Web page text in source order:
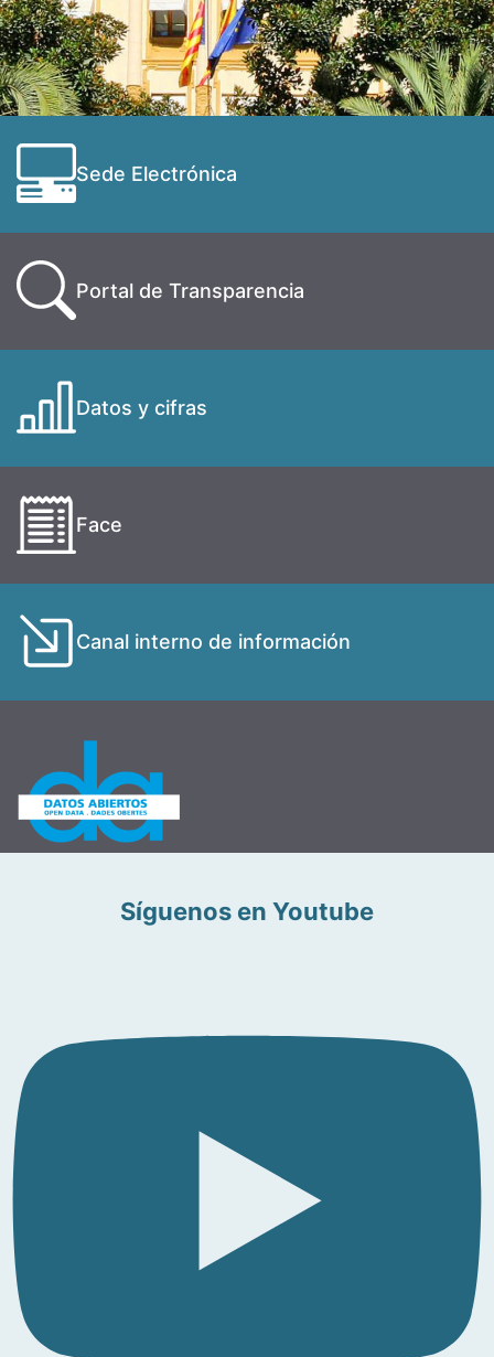
Sede Electrónica
Portal de Transparencia
Datos y cifras
Face
Canal interno de información
Síguenos en Youtube